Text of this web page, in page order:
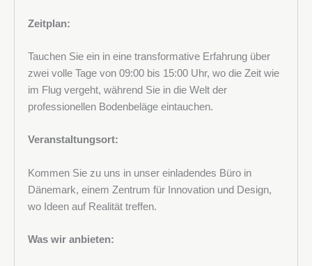
Zeitplan:
Tauchen Sie ein in eine transformative Erfahrung über
zwei volle Tage von 09:00 bis 15:00 Uhr, wo die Zeit wie
im Flug vergeht, während Sie in die Welt der
professionellen Bodenbeläge eintauchen.
Veranstaltungsort:
Kommen Sie zu uns in unser einladendes Büro in
Dänemark, einem Zentrum für Innovation und Design,
wo Ideen auf Realität treffen.
Was wir anbieten: